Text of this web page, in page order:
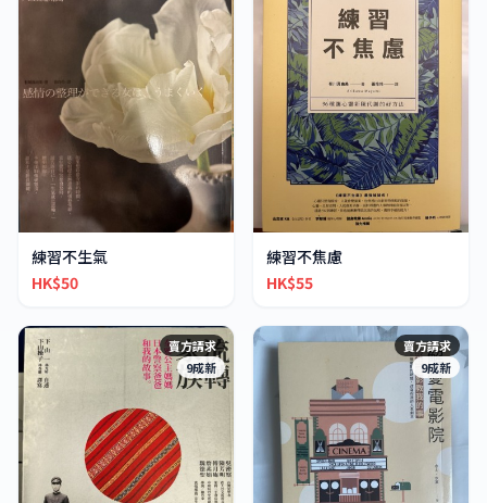
練習不生氣
HK$50
練習不焦慮
HK$55
賣方請求
9成新
賣方請求
9成新